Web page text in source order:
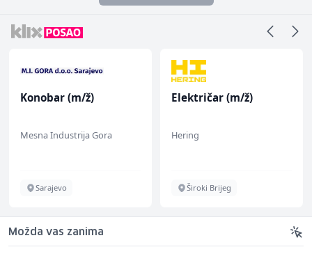
Konobar (m/ž)
Mesna Industrija Gora
Sarajevo
Električar (m/ž)
Hering
Široki Brijeg
Možda vas zanima